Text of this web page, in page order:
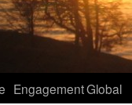
EngagementGlobal